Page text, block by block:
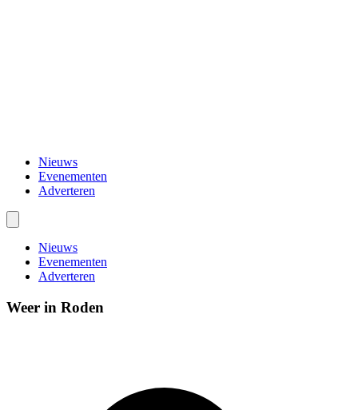
Nieuws
Evenementen
Adverteren
Nieuws
Evenementen
Adverteren
Weer in Roden